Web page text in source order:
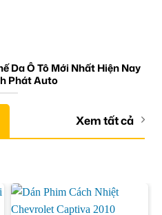
Da Ô Tô Mới Nhất Hiện Nay
Phát Auto
Xem tất cả